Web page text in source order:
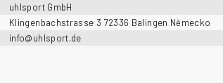
uhlsport GmbH
Klingenbachstrasse 3 72336 Balingen Německo
info@uhlsport.de